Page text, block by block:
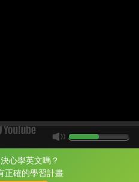
心學英文嗎？
正確的學習計畫
有
不背